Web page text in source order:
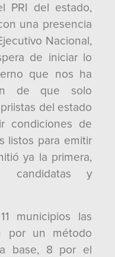
PRI del estado,
una presencia
Nacional,
de iniciar lo
que nos ha
de que solo
del estado
condiciones de
listos para emitir
ya la primera,
candidatas y
municipios las
por un método
base, 8 por el